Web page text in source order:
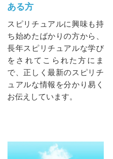
ある方
スピリチュアルに興味も持
ち始めたばかりの方から、
長年スピリチュアルな学び
をされてこられた方にま
で、正しく最新のスピリチ
ュアルな情報を分かり易く
お伝えしています。